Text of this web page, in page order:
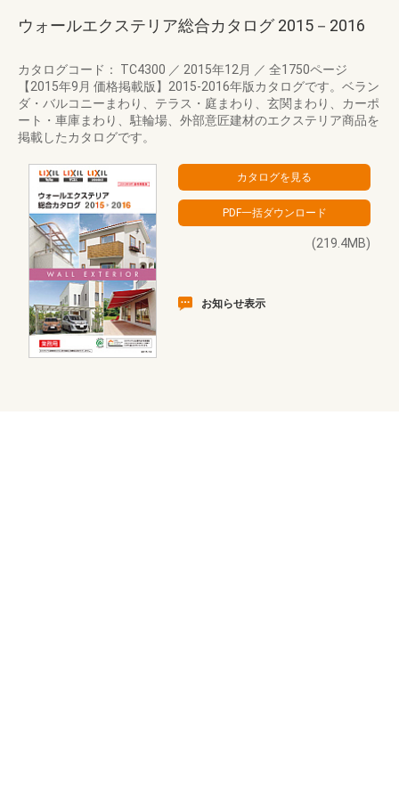
ウォールエクステリア総合カタログ 2015－2016
カタログコード： TC4300 ／ 2015年12月 ／ 全1750ページ
【2015年9月 価格掲載版】2015-2016年版カタログです。ベラン
ダ・バルコニーまわり、テラス・庭まわり、玄関まわり、カーポ
ート・車庫まわり、駐輪場、外部意匠建材のエクステリア商品を
掲載したカタログです。
(219.4MB)
お知らせ表示